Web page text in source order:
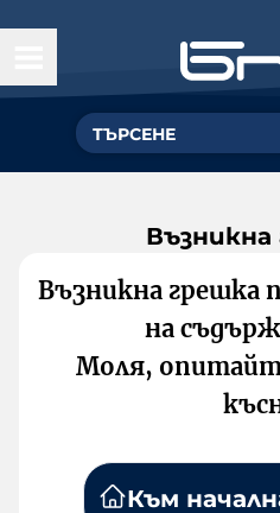
Възникна грешка
на
Моля,
Към